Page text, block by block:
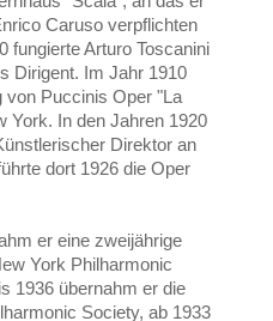
Caruso verpflichten
fungierte Arturo Toscanini
Dirigent. Im Jahr 1910
von Puccinis Oper "La
York. In den Jahren 1920
Direktor an
dort 1926 die Oper
er eine zweijährige
York Philharmonic
1936 übernahm er die
Society, ab 1933